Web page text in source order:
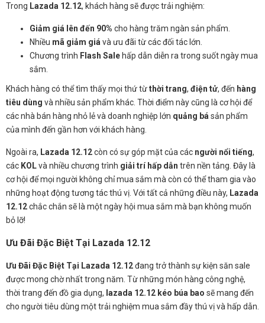
Trong Lazada 12.12, khách hàng sẽ được trải nghiệm:
Giảm giá lên đến 90% cho hàng trăm ngàn sản phẩm.
Nhiều mã giảm giá và ưu đãi từ các đối tác lớn.
Chương trình Flash Sale hấp dẫn diễn ra trong suốt ngày mua
sắm.
Khách hàng có thể tìm thấy mọi thứ từthời trang, điện tử, đến hàng
tiêu dùng và nhiều sản phẩm khác. Thời điểm này cũng là cơ hội để
các nhà bán hàng nhỏ lẻ và doanh nghiệp lớn quảng bá sản phẩm
của mình đến gần hơn với khách hàng.
Ngoài ra, Lazada 12.12còn có sự góp mặt của các người nổi tiếng,
các KOLvà nhiều chương trình giải trí hấp dẫn trên nền tảng. Đây là
cơ hội để mọi người không chỉ mua sắm mà còn có thể tham gia vào
những hoạt động tương tác thú vị. Với tất cả những điều này, Lazada
12.12chắc chắn sẽ là một ngày hội mua sắm mà bạn không muốn
bỏ lỡ!
Ưu Đãi Đặc Biệt Tại Lazada 12.12
Ưu Đãi Đặc Biệt Tại Lazada 12.12đang trở thành sự kiện săn sale
được mong chờ nhất trong năm. Từ những món hàng công nghệ,
thời trang đến đồ gia dụng, lazada 12.12 kéo búa bao sẽ mang đến
cho người tiêu dùng một trải nghiệm mua sắm đầy thú vị và hấp dẫn.